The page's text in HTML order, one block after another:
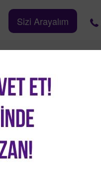
Sizi Arayalım
Bizi Takip Edin